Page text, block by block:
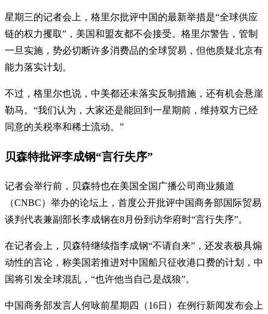
星期三的记者会上，格里尔批评中国的最新举措是“全球供应
链的权力攫取”，美国和盟友都不会接受。格里尔警告，管制
一旦实施，势必切断许多消费品的全球贸易，但他质疑北京有
能力落实计划。
不过，格里尔也说，中美都还未落实反制措施，还有机会悬崖
勒马。“我们认为，大家还是能回到一星期前，维持双方已经
同意的关税率和稀土流动。”
贝森特批评李成钢“言行失序”
记者会举行前，贝森特也在美国全国广播公司商业频道
（CNBC）举办的论坛上，首度公开批评中国商务部国际贸易
谈判代表兼副部长李成钢在8月份到访华府时“言行失序”。
在记者会上，贝森特继续指李成钢“不请自来”，还发表极具煽
动性的言论，称美国若推进对中国船只征收港口费的计划，中
国将引发全球混乱，“也许他当自己是战狼”。
中国商务部发言人何咏前星期四（16日）在例行新闻发布会上